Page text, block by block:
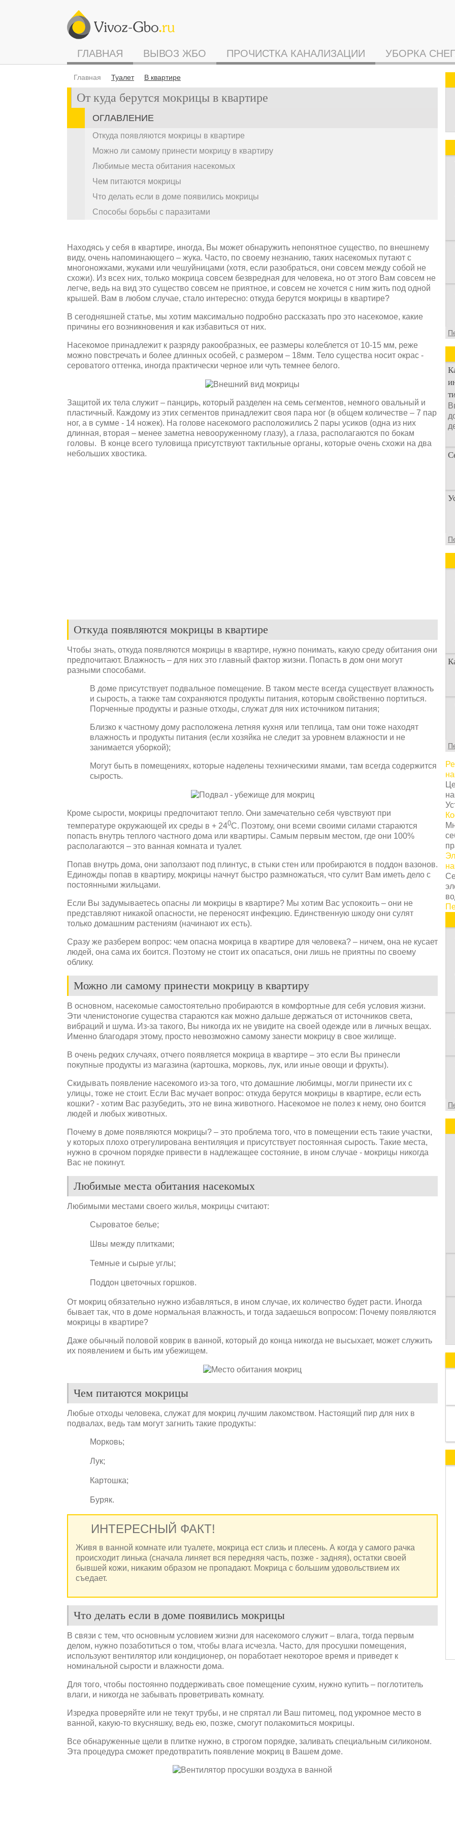
ГЛАВНАЯ ВЫВОЗ ЖБО ПРОЧИСТКА КАНАЛИЗАЦИИ УБОРКА
Главная Туалет В квартире
От куда берутся мокрицы в квартире
ОГЛАВЛЕНИЕ
Откуда появляются мокрицы в квартире
Можно ли самому принести мокрицу в квартиру
Любимые места обитания насекомых
Чем питаются мокрицы
Что делать если в доме появились мокрицы
Способы борьбы с паразитами
Находясь у себя в квартире, иногда, Вы может обнаружить непонятное существо, по внешнему
виду, очень напоминающего – жука. Часто, по своему незнанию, таких насекомых путают с
многоножками, жуками или чешуйницами (хотя, если разобраться, они совсем между собой не
схожи). Из всех них, только мокрица совсем безвредная для человека, но от этого Вам совсем не
легче, ведь на вид это существо совсем не приятное, и совсем не хочется с ним жить под одной
крышей. Вам в любом случае, стало интересно: откуда берутся мокрицы в квартире?
В сегодняшней статье, мы хотим максимально подробно рассказать про это насекомое, какие
причины его возникновения и как избавиться от них.
Насекомое принадлежит к разряду ракообразных, ее размеры колеблется от 10-15 мм, реже
можно повстречать и более длинных особей, с размером – 18мм. Тело существа носит окрас -
сероватого оттенка, иногда практически черное или чуть темнее белого.
Защитой их тела служит – панцирь, который разделен на семь сегментов, немного овальный и
пластичный. Каждому из этих сегментов принадлежит своя пара ног (в общем количестве – 7 пар
ног, а в сумме - 14 ножек). На голове насекомого расположились 2 пары усиков (одна из них
длинная, вторая – менее заметна невооруженному глазу), а глаза, располагаются по бокам
головы. В конце всего туловища присутствуют тактильные органы, которые очень схожи на два
небольших хвостика.
Откуда появляются мокрицы в квартире
Чтобы знать, откуда появляются мокрицы в квартире, нужно понимать, какую среду обитания они
предпочитают. Влажность – для них это главный фактор жизни. Попасть в дом они могут
разными способами.
В доме присутствует подвальное помещение. В таком месте всегда существует влажность
и сырость, а также там сохраняются продукты питания, которым свойственно портиться.
Порченные продукты и разные отходы, служат для них источником питания;
Близко к частному дому расположена летняя кухня или теплица, там они тоже находят
влажность и продукты питания (если хозяйка не следит за уровнем влажности и не
занимается уборкой);
Могут быть в помещениях, которые наделены техническими ямами, там всегда содержится
сырость.
Кроме сырости, мокрицы предпочитают тепло. Они замечательно себя чувствуют при
температуре окружающей их среды в + 240С. Поэтому, они всеми своими силами стараются
попасть внутрь теплого частного дома или квартиры. Самым первым местом, где они 100%
располагаются – это ванная комната и туалет.
Попав внутрь дома, они заползают под плинтус, в стыки стен или пробираются в поддон вазонов.
Единожды попав в квартиру, мокрицы начнут быстро размножаться, что сулит Вам иметь дело с
постоянными жильцами.
Если Вы задумываетесь опасны ли мокрицы в квартире? Мы хотим Вас успокоить – они не
представляют никакой опасности, не переносят инфекцию. Единственную шкоду они сулят
только домашним растениям (начинают их есть).
Сразу же разберем вопрос: чем опасна мокрица в квартире для человека? – ничем, она не кусает
людей, она сама их боится. Поэтому не стоит их опасаться, они лишь не приятны по своему
облику.
Можно ли самому принести мокрицу в квартиру
В основном, насекомые самостоятельно пробираются в комфортные для себя условия жизни.
Эти членистоногие существа стараются как можно дальше держаться от источников света,
вибраций и шума. Из-за такого, Вы никогда их не увидите на своей одежде или в личных вещах.
Именно благодаря этому, просто невозможно самому занести мокрицу в свое жилище.
В очень редких случаях, отчего появляется мокрица в квартире – это если Вы принесли
покупные продукты из магазина (картошка, морковь, лук, или иные овощи и фрукты).
Скидывать появление насекомого из-за того, что домашние любимцы, могли принести их с
улицы, тоже не стоит. Если Вас мучает вопрос: откуда берутся мокрицы в квартире, если есть
кошки? - хотим Вас разубедить, это не вина животного. Насекомое не полез к нему, оно боится
людей и любых животных.
Почему в доме появляются мокрицы? – это проблема того, что в помещении есть такие участки,
у которых плохо отрегулирована вентиляция и присутствует постоянная сырость. Такие места,
нужно в срочном порядке привести в надлежащее состояние, в ином случае - мокрицы никогда
Вас не покинут.
Любимые места обитания насекомых
Любимыми местами своего жилья, мокрицы считают:
Сыроватое белье;
Швы между плитками;
Темные и сырые углы;
Поддон цветочных горшков.
От мокриц обязательно нужно избавляться, в ином случае, их количество будет расти. Иногда
бывает так, что в доме нормальная влажность, и тогда задаешься вопросом: Почему появляются
мокрицы в квартире?
Даже обычный половой коврик в ванной, который до конца никогда не высыхает, может служить
их появлением и быть им убежищем.
Чем питаются мокрицы
Любые отходы человека, служат для мокриц лучшим лакомством. Настоящий пир для них в
подвалах, ведь там могут загнить такие продукты:
Морковь;
Лук;
Картошка;
Буряк.
ИНТЕРЕСНЫЙ ФАКТ!
Живя в ванной комнате или туалете, мокрица ест слизь и плесень. А когда у самого рачка
происходит линька (сначала линяет вся передняя часть, позже - задняя), остатки своей
бывшей кожи, никаким образом не пропадают. Мокрица с большим удовольствием их
съедает.
Что делать если в доме появились мокрицы
В связи с тем, что основным условием жизни для насекомого служит – влага, тогда первым
делом, нужно позаботиться о том, чтобы влага исчезла. Часто, для просушки помещения,
используют вентилятор или кондиционер, он поработает некоторое время и приведет к
номинальной сырости и влажности дома.
Для того, чтобы постоянно поддерживать свое помещение сухим, нужно купить – поглотитель
влаги, и никогда не забывать проветривать комнату.
Изредка проверяйте или не текут трубы, и не спрятал ли Ваш питомец, под укромное место в
ванной, какую-то вкусняшку, ведь ею, позже, смогут полакомиться мокрицы.
Все обнаруженные щели в плитке нужно, в строгом порядке, заливать специальным силиконом.
Эта процедура сможет предотвратить появление мокриц в Вашем доме.